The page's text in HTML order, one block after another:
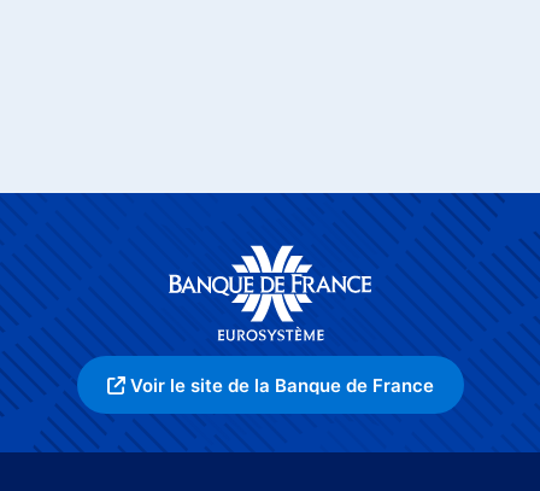
Voir le site de la Banque de France